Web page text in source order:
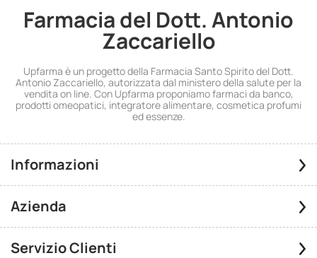
Farmacia del Dott. Antonio
Zaccariello
Upfarma è un progetto della Farmacia Santo Spirito del Dott.
Antonio Zaccariello, autorizzata dal ministero della salute per la
vendita on line. Con Upfarma proponiamo farmaci da banco,
prodotti omeopatici, integratore alimentare, cosmetica profumi
ed essenze.
Informazioni
Azienda
Servizio Clienti